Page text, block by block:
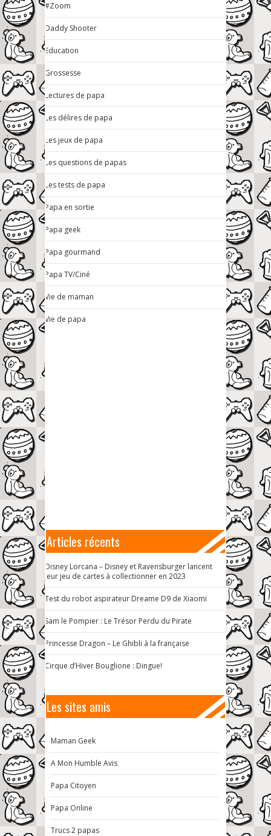
#Zoom
Daddy Shooter
Education
Grossesse
Lectures de papa
Les délires de papa
Les jeux de papa
Les questions de papas
Les tests de papa
Papa en sortie
Papa geek
Papa gourmand
Papa TV/Ciné
Vie de maman
Vie de papa
Articles récents
Disney Lorcana – Disney et Ravensburger lancent
leur jeu de cartes à collectionner en 2023
Test du robot aspirateur Dreame D9 de Xiaomi
Sam le Pompier : Le Trésor Perdu du Pirate
Princesse Dragon – Le Ghibli à la française
Cirque d’Hiver Bouglione : Dingue!
Les sites amis
Maman Geek
A Mon Humble Avis
Papa Citoyen
Papa Online
Trucs 2 papas